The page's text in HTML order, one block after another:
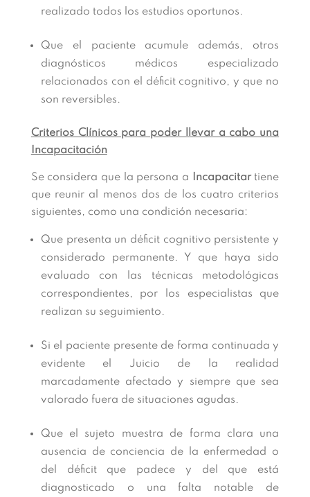
realizado todos los estudios oportunos.
Que el paciente acumule además, otros
diagnósticos médicos especializado
relacionados con el déficit cognitivo, y que no
son reversibles.
Criterios Clínicos para poder llevar a cabo una
Incapacitación
Se considera que la persona a Incapacitartiene
que reunir al menos dos de los cuatro criterios
siguientes, como una condición necesaria:
Que presenta un déficit cognitivo persistente y
considerado permanente. Y que haya sido
evaluado con las técnicas metodológicas
correspondientes, por los especialistas que
realizan su seguimiento.
Si el paciente presente de forma continuada y
evidente el Juicio de la realidad
marcadamente afectado y siempre que sea
valorado fuera de situaciones agudas.
Que el sujeto muestra de forma clara una
ausencia de conciencia de la enfermedad o
del déficit que padece y del que está
diagnosticado o una falta notable de